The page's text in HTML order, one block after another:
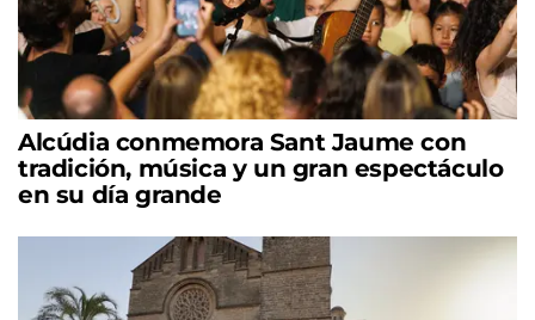
Alcúdia conmemora Sant Jaume con
tradición, música y un gran espectáculo
en su día grande